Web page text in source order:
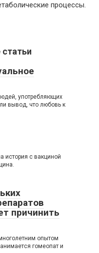
процессы.
употребляющих
вывод, что любовь к
история с вакциной
причинить
опытом
гомеопат и